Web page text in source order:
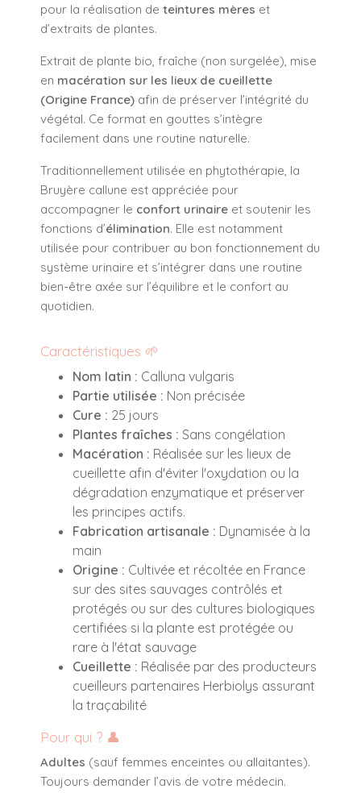
pour la réalisation de teintures mères et
d’extraits de plantes.
Extrait de plante bio, fraîche (non surgelée), mise
en macération sur les lieux de cueillette
(Origine France) afin de préserver l’intégrité du
végétal. Ce format en gouttes s’intègre
facilement dans une routine naturelle.
Traditionnellement utilisée en phytothérapie, la
Bruyère callune est appréciée pour
accompagner le confort urinaire et soutenir les
fonctions d’élimination. Elle est notamment
utilisée pour contribuer au bon fonctionnement du
système urinaire et s’intégrer dans une routine
bien-être axée sur l’équilibre et le confort au
quotidien.
Caractéristiques 🌱
Nom latin : Calluna vulgaris
Partie utilisée : Non précisée
Cure : 25 jours
Plantes fraîches : Sans congélation
Macération : Réalisée sur les lieux de
cueillette afin d'éviter l'oxydation ou la
dégradation enzymatique et préserver
les principes actifs.
Fabrication artisanale : Dynamisée à la
main
Origine : Cultivée et récoltée en France
sur des sites sauvages contrôlés et
protégés ou sur des cultures biologiques
certifiées si la plante est protégée ou
rare à l'état sauvage
Cueillette : Réalisée par des producteurs
cueilleurs partenaires Herbiolys assurant
la traçabilité
Pour qui ? 👤
Adultes (sauf femmes enceintes ou allaitantes).
Toujours demander l’avis de votre médecin.